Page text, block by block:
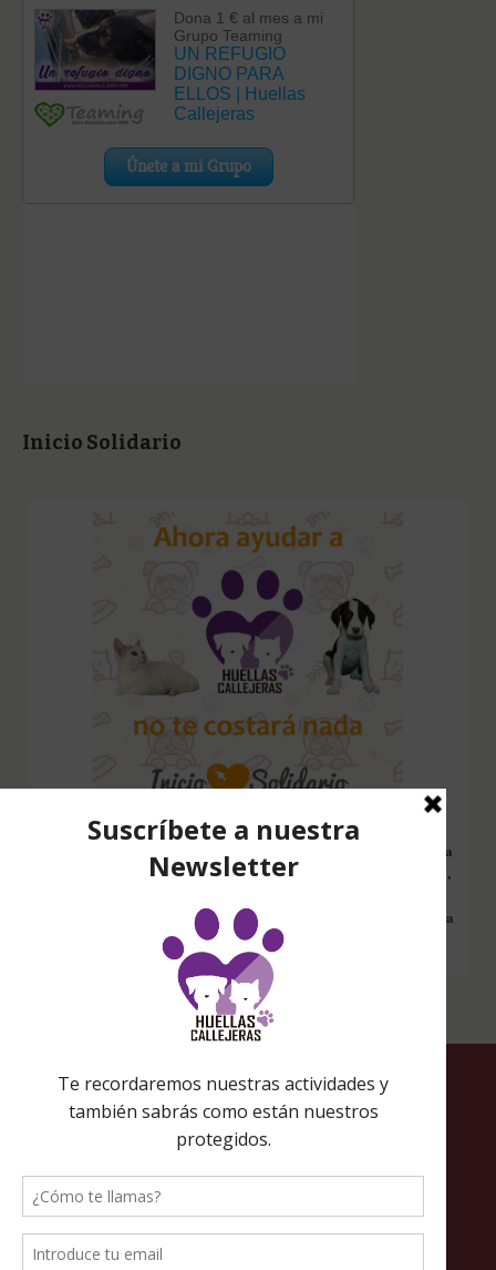
Inicio Solidario
Configura nuestro Inicio Solidario en todos tus dispositivos y cada
vez que entres a hacer una búsqueda en internet desde esa página,
Amazon desde ahí, tu compra será solidaria sin ningún coste extra
para ti.